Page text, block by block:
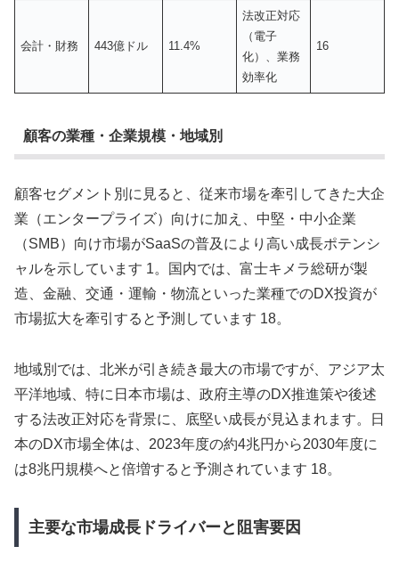
会計・財務 443億ドル 11.4%
法改正対応
（電子
化）、業務
効率化
16
顧客の業種・企業規模・地域別
顧客セグメント別に見ると、従来市場を牽引してきた大企
業（エンタープライズ）向けに加え、中堅・中小企業
（SMB）向け市場がSaaSの普及により高い成長ポテンシ
ャルを示しています 1。国内では、富士キメラ総研が製
造、金融、交通・運輸・物流といった業種でのDX投資が
市場拡大を牽引すると予測しています 18。
地域別では、北米が引き続き最大の市場ですが、アジア太
平洋地域、特に日本市場は、政府主導のDX推進策や後述
する法改正対応を背景に、底堅い成長が見込まれます。日
本のDX市場全体は、2023年度の約4兆円から2030年度に
は8兆円規模へと倍増すると予測されています 18。
主要な市場成長ドライバーと阻害要因